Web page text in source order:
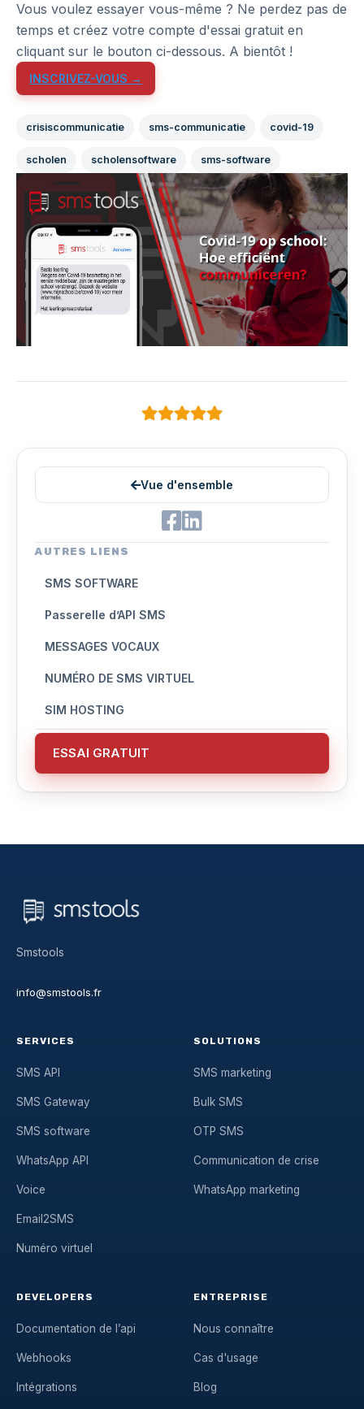
Vous voulez essayer vous-même ? Ne perdez pas de
temps et créez votre compte d'essai gratuit en
cliquant sur le bouton ci-dessous. A bientôt !
INSCRIVEZ-VOUS →
crisiscommunicatie sms-communicatie covid-19
scholen scholensoftware sms-software
Vue d'ensemble
AUTRES LIENS
SMS SOFTWARE
Passerelle d’API SMS
MESSAGES VOCAUX
NUMÉRO DE SMS VIRTUEL
SIM HOSTING
ESSAI GRATUIT
Smstools
info@smstools.fr
SERVICES
SMS API
SMS Gateway
SMS software
WhatsApp API
Voice
Email2SMS
Numéro virtuel
SOLUTIONS
SMS marketing
Bulk SMS
OTP SMS
Communication de crise
WhatsApp marketing
DEVELOPERS
Documentation de l’api
Webhooks
Intégrations
ENTREPRISE
Nous connaître
Cas d'usage
Blog